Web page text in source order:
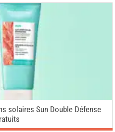
solaires Sun Double Défense